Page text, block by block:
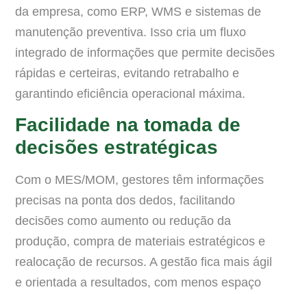
da empresa, como ERP, WMS e sistemas de
manutenção preventiva. Isso cria um fluxo
integrado de informações que permite decisões
rápidas e certeiras, evitando retrabalho e
garantindo eficiência operacional máxima.
Facilidade na tomada de
decisões estratégicas
Com o MES/MOM, gestores têm informações
precisas na ponta dos dedos, facilitando
decisões como aumento ou redução da
produção, compra de materiais estratégicos e
realocação de recursos. A gestão fica mais ágil
e orientada a resultados, com menos espaço